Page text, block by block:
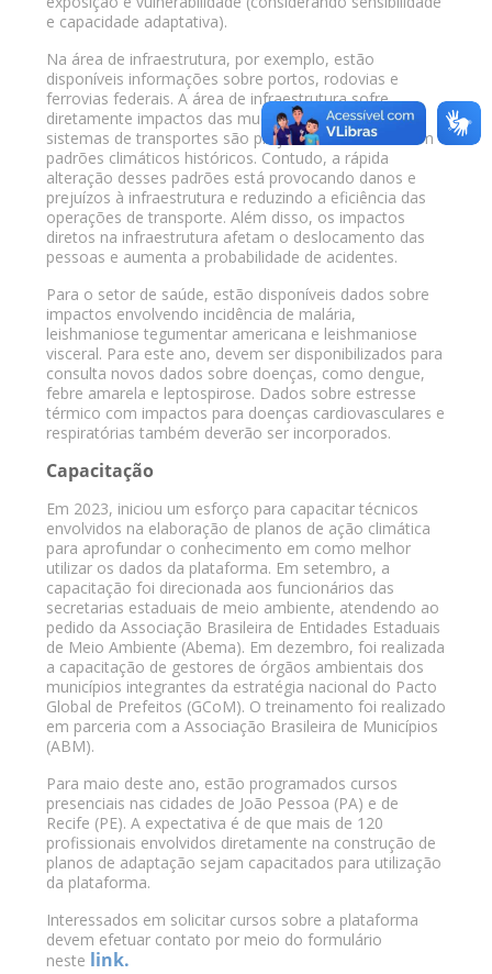
e capacidade adaptativa).
Na área de infraestrutura, por exemplo, estão
disponíveis informações sobre portos, rodovias e
ferrovias federais. A área de infraestrutura sofre
diretamente impactos das mudanças climáticas. Os
sistemas de transportes são projetados com base em
padrões climáticos históricos. Contudo, a rápida
alteração desses padrões está provocando danos e
prejuízos à infraestrutura e reduzindo a eficiência das
operações de transporte. Além disso, os impactos
diretos na infraestrutura afetam o deslocamento das
pessoas e aumenta a probabilidade de acidentes.
Para o setor de saúde, estão disponíveis dados sobre
impactos envolvendo incidência de malária,
leishmaniose tegumentar americana e leishmaniose
visceral. Para este ano, devem ser disponibilizados para
consulta novos dados sobre doenças, como dengue,
febre amarela e leptospirose. Dados sobre estresse
térmico com impactos para doenças cardiovasculares e
respiratórias também deverão ser incorporados.
Capacitação
Em 2023, iniciou um esforço para capacitar técnicos
envolvidos na elaboração de planos de ação climática
para aprofundar o conhecimento em como melhor
utilizar os dados da plataforma. Em setembro, a
capacitação foi direcionada aos funcionários das
secretarias estaduais de meio ambiente, atendendo ao
pedido da Associação Brasileira de Entidades Estaduais
de Meio Ambiente (Abema). Em dezembro, foi realizada
a capacitação de gestores de órgãos ambientais dos
municípios integrantes da estratégia nacional do Pacto
Global de Prefeitos (GCoM). O treinamento foi realizado
em parceria com a Associação Brasileira de Municípios
(ABM).
Para maio deste ano, estão programados cursos
presenciais nas cidades de João Pessoa (PA) e de
Recife (PE). A expectativa é de que mais de 120
profissionais envolvidos diretamente na construção de
planos de adaptação sejam capacitados para utilização
da plataforma.
Interessados em solicitar cursos sobre a plataforma
devem efetuar contato por meio do formulário
neste link.